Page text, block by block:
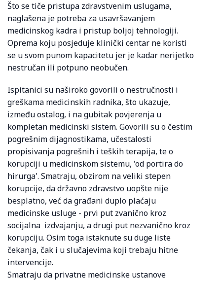
Što se tiče pristupa zdravstvenim uslugama,
naglašena je potreba za usavršavanjem
medicinskog kadra i pristup boljoj tehnologiji.
Oprema koju posjeduje klinički centar ne koristi
se u svom punom kapacitetu jer je kadar nerijetko
nestručan ili potpuno neobučen.
Ispitanici su naširoko govorili o nestručnosti i
greškama medicinskih radnika, što ukazuje,
između ostalog, i na gubitak povjerenja u
kompletan medicinski sistem. Govorili su o čestim
pogrešnim dijagnostikama, učestalosti
propisivanja pogrešnih i teških terapija, te o
korupciji u medicinskom sistemu, 'od portira do
hirurga'. Smatraju, obzirom na veliki stepen
korupcije, da državno zdravstvo uopšte nije
besplatno, već da građani duplo plaćaju
medicinske usluge - prvi put zvanično kroz
socijalna izdvajanju, a drugi put nezvanično kroz
korupciju. Osim toga istaknute su duge liste
čekanja, čak i u slučajevima koji trebaju hitne
intervencije.
Smatraju da privatne medicinske ustanove